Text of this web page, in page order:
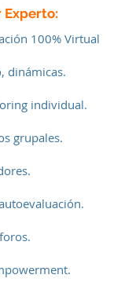
Experto:
100% Virtual​
dinámicas.
individual.
grupales.